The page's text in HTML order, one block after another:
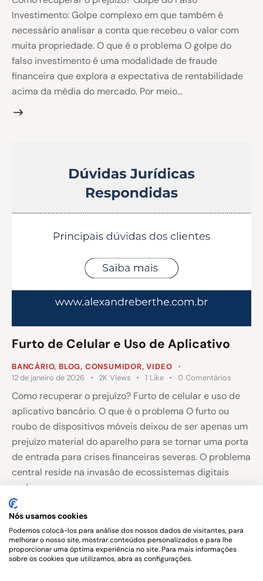
Investimento: Golpe complexo em que também é
necessário analisar a conta que recebeu o valor com
muita propriedade. O que é o problema O golpe do
falso investimento é uma modalidade de fraude
financeira que explora a expectativa de rentabilidade
acima da média do mercado. Por meio…
Furto de Celular e Uso de Aplicativo
BANCÁRIO, BLOG, CONSUMIDOR,VIDEO
12 de janeiro de 2026
2K Views 1 Like 0 Comentários
Como recuperar o prejuízo? Furto de celular e uso de
aplicativo bancário. O que é o problema O furto ou
roubo de dispositivos móveis deixou de ser apenas um
prejuízo material do aparelho para se tornar uma porta
de entrada para crises financeiras severas. O problema
central reside na invasão de ecossistemas digitais
onde…
1 2 3 … 77
>
Nós usamos cookies
Podemos colocá-los para análise dos nossos dados de visitantes, para
melhorar o nosso site, mostrar conteúdos personalizados e para lhe
proporcionar uma óptima experiência no site. Para mais informações
sobre os cookies que utilizamos, abra as configurações.